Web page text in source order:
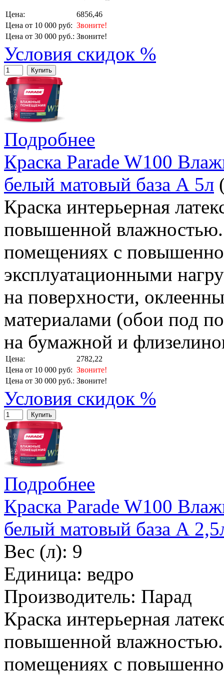
Цена:
6856,46
Цена от 10 000 руб: Звоните!
Цена от 30 000 руб.: Звоните!
Условия скидок %
Купить
Подробнее
Краска Parade W100
белый матовый база А 5л
Краска интерьерная
повышенной влажностью.
помещениях с
эксплуатационными
на поверхности,
материалами (обои под
на бумажной и
Цена:
2782,22
Цена от 10 000 руб: Звоните!
Цена от 30 000 руб.: Звоните!
Условия скидок %
Купить
Подробнее
Краска Parade W100
белый матовый база А
Вес (л): 9
Единица: ведро
Производитель: Парад
Краска интерьерная
повышенной влажностью.
помещениях с